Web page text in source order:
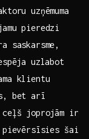
uzņēmuma
pieredzi
saskarsme,​
uzlabot
klientu
bet⁤ arī
‌ceļš joprojām ir
šai